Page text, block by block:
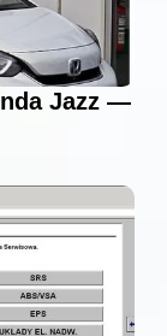
Jazz —